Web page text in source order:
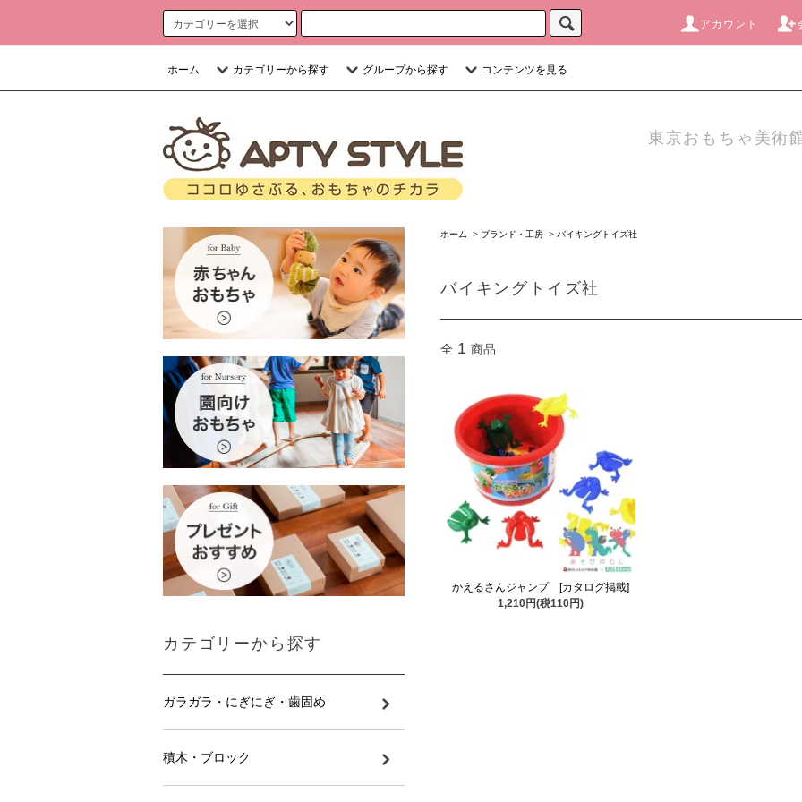
アカウント
ホーム カテゴリーから探す グループから探す コンテンツを見る
東京おもちゃ美術
ホーム > ブランド・工房 > バイキングトイズ社
バイキングトイズ社
全 1 商品
かえるさんジャンプ [カタログ掲載]
1,210円(税110円)
カテゴリーから探す
ガラガラ・にぎにぎ・歯固め
積木・ブロック